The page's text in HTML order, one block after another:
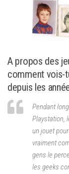
A propos des
comment vois-
depuis les
Pendant
Playstation,
un jouet
vraiment
gens le
les geeks